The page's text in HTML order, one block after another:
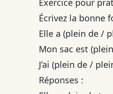
Exercice pour
Écrivez la bonne
Elle a (plein de /
Mon sac est
J’ai (plein de /
Réponses :